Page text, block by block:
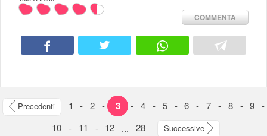
COMMENTA
Precedenti 1 - 2 - 3 - 4 - 5 - 6 - 7 - 8 - 9 -
10 - 11 - 12 ... 28 Successive